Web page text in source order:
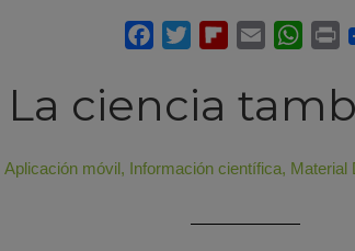
ciencia
Aplicación móvil, Información científica, Material